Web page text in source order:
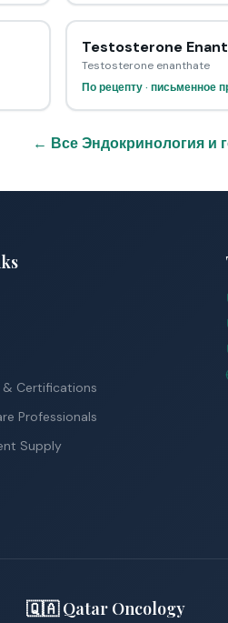
Testosterone
Testosterone enanthate
По рецепту · письменное
← Все Эндокринология и
& Certifications
Professionals
Supply
🇶🇦 Qatar Oncology